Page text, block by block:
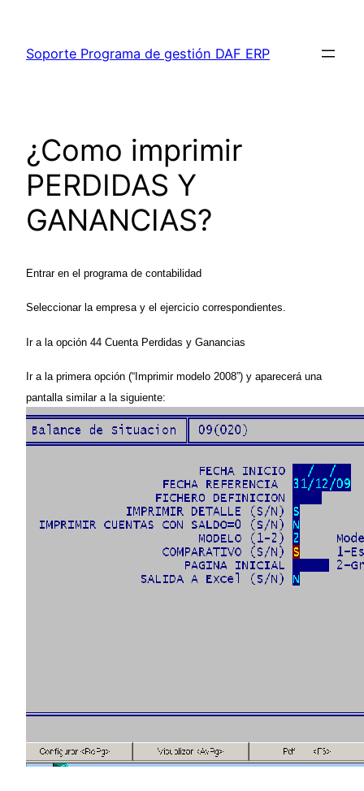
contenido
Soporte Programa de gestión DAF ERP
¿Como imprimir
PERDIDAS Y
GANANCIAS?
Entrar en el programa de contabilidad
Seleccionar la empresa y el ejercicio correspondientes.
Ir a la opción 44 Cuenta Perdidas y Ganancias
Ir a la primera opción (“Imprimir modelo 2008”) y aparecerá una
pantalla similar a la siguiente: